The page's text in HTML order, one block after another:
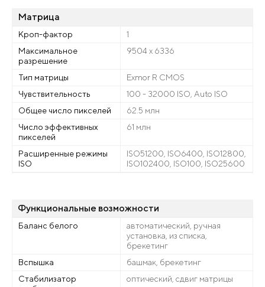
Матрица
Кроп-фактор
1
Максимальное
разрешение
9504 x 6336
Тип матрицы
Exmor R CMOS
Чувствительность
100 - 32000 ISO, Auto ISO
Общее число пикселей
62.5 млн
Число эффективных
пикселей
61 млн
Расширенные режимы
ISO
ISO51200, ISO6400, ISO12800,
ISO102400, ISO100, ISO25600
Функциональные возможности
Баланс белого
автоматический, ручная
установка, из списка,
брекетинг
Вспышка
башмак, брекетинг
Стабилизатор
оптический, сдвиг матрицы